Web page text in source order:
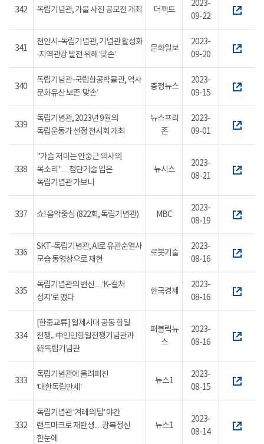
342 독립기념관, 가을 사진 공모전 개최 더팩트
2023-
09-22
341
천안시-독립기념관, 기념관 활성화
·지역관광 발전 위해 ‘맞손’
문화일보
2023-
09-20
340
독립기념관-국립항공박물관, 역사
문화유산 보존 ‘맞손’
충청뉴스
2023-
09-15
339
독립기념관, 2023년 9월의
독립운동가 선정 전시회 개최
뉴스프리
존
2023-
09-01
338
"가슴 저미는 안중근 의사의
목소리"…첨단기술 입은
독립기념관 가보니
뉴시스
2023-
08-21
337 쇼! 음악중심 (822회, 독립기념관) MBC
2023-
08-19
336
SKT-독립기념관, AI로 유관순열사
모습 동영상으로 재현
로봇기술
2023-
08-16
335
독립기념관의 변신…‘K-컬처
성지’로 떴다
한국경제
2023-
08-16
334
[한중교류] 일제시대 공동 항일
전쟁... 中인민항일전쟁기념관과
韓독립기념관
퍼블릭뉴
스
2023-
08-16
333
독립기념관에 울려퍼진
‘대한독립만세’
뉴스1
2023-
08-15
332
독립기념관 ‘겨레의 탑’ 야간
랜드마크로 재탄생…광복정신
한눈에
뉴스1
2023-
08-14